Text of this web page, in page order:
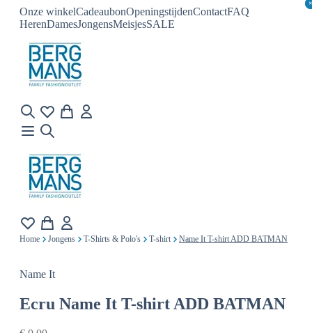
Onze winkelCadeaubonOpeningstijdenContactFAQ
HerenDamesJongensMeisjesSALE
×
×
Home Jongens T-Shirts & Polo's T-shirt Name It T-shirt ADD BATMAN
Name It
Ecru Name It T-shirt ADD BATMAN